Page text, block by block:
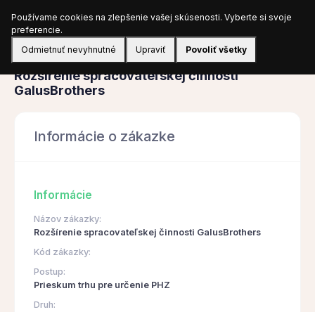
Prihlásiť sa
Obstarávanie
Rozšírenie spracovateľskej činnosti
GalusBrothers
Informácie o zákazke
Informácie
Názov zákazky:
Rozšírenie spracovateľskej činnosti GalusBrothers
Kód zákazky:
Postup:
Prieskum trhu pre určenie PHZ
Druh:
Používame cookies na zlepšenie vašej skúsenosti. Vyberte si svoje
preferencie.
Odmietnuť nevyhnutné
Upraviť Povoliť všetky